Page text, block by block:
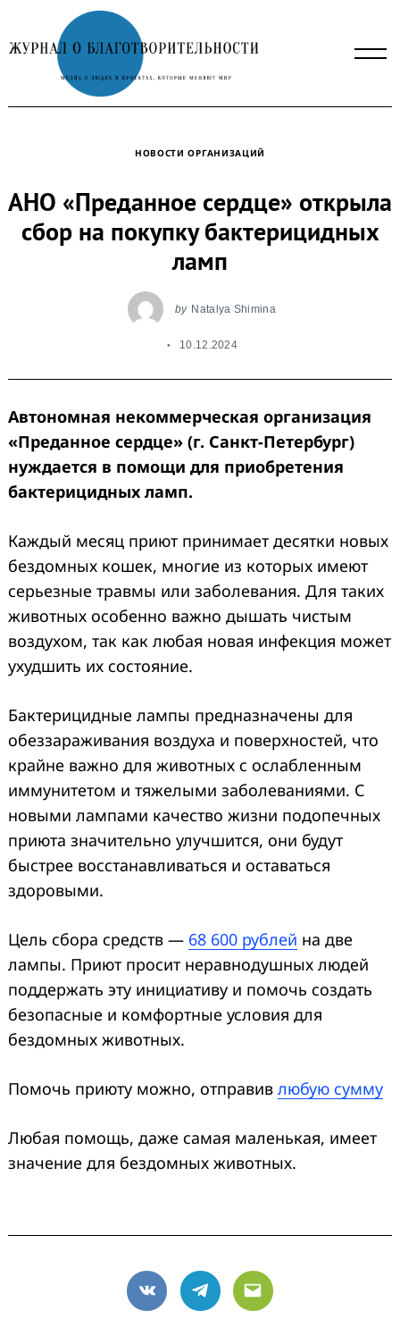
to
content
НОВОСТИ ОРГАНИЗАЦИЙ
АНО «Преданное сердце» открыла
сбор на покупку бактерицидных
ламп
by Natalya Shimina
10.12.2024
Автономная некоммерческая организация
«Преданное сердце» (г. Санкт-Петербург)
нуждается в помощи для приобретения
бактерицидных ламп.
Каждый месяц приют принимает десятки новых
бездомных кошек, многие из которых имеют
серьезные травмы или заболевания. Для таких
животных особенно важно дышать чистым
воздухом, так как любая новая инфекция может
ухудшить их состояние.
Бактерицидные лампы предназначены для
обеззараживания воздуха и поверхностей, что
крайне важно для животных с ослабленным
иммунитетом и тяжелыми заболеваниями. С
новыми лампами качество жизни подопечных
приюта значительно улучшится, они будут
быстрее восстанавливаться и оставаться
здоровыми.
Цель сбора средств — 68 600 рублей на две
лампы. Приют просит неравнодушных людей
поддержать эту инициативу и помочь создать
безопасные и комфортные условия для
бездомных животных.
Помочь приюту можно, отправив любую сумму
Любая помощь, даже самая маленькая, имеет
значение для бездомных животных.
VK Telegram
Email
for: